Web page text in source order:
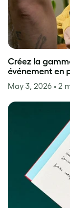
Créez la
événement en
May 3, 2026 • 2